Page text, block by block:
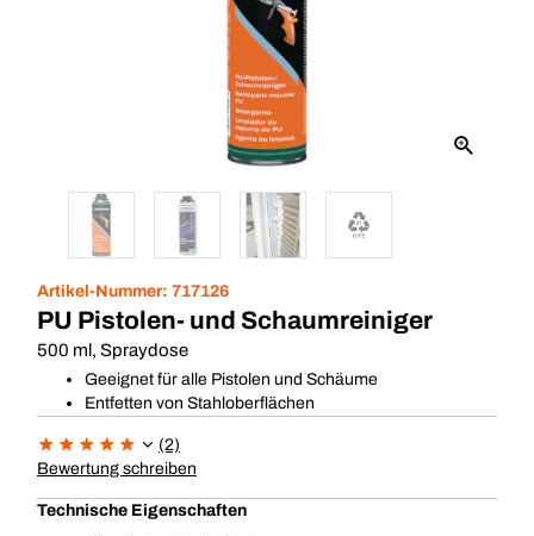
Artikel-Nummer: 717126
PU Pistolen- und Schaumreiniger
500 ml, Spraydose
Geeignet für alle Pistolen und Schäume
Entfetten von Stahloberflächen
(2)
Bewertung schreiben
Technische Eigenschaften